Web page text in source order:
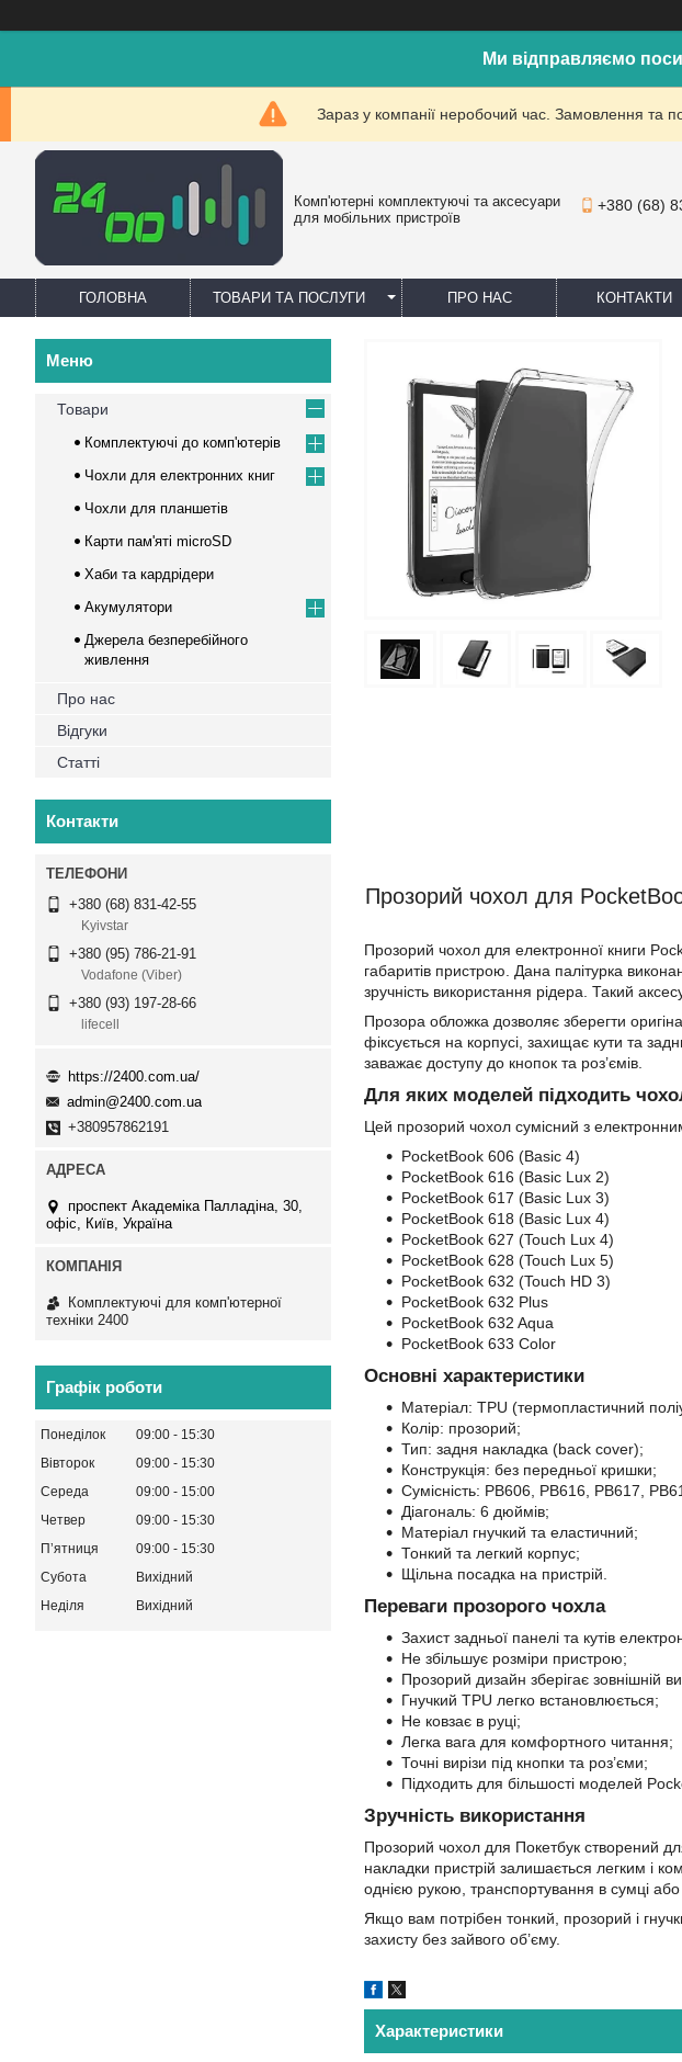
Ми відправляємо
Зараз у компанії неробочий час. Замовлення та
Комп'ютерні комплектуючі та аксесуари
для мобільних пристроїв
+380 (68)
ГОЛОВНА ТОВАРИ ТА ПОСЛУГИ ПРО НАС КОНТАКТИ
Прозорий чохол для
Прозорий чохол для електронної книги
габаритів пристрою. Дана палітурка
зручність використання рідера. Такий
Прозора обложка дозволяє зберегти
фіксується на корпусі, захищає кути та
заважає доступу до кнопок та роз’ємів.
Для яких моделей підходить
Цей прозорий чохол сумісний з
PocketBook 606 (Basic 4)
PocketBook 616 (Basic Lux 2)
PocketBook 617 (Basic Lux 3)
PocketBook 618 (Basic Lux 4)
PocketBook 627 (Touch Lux 4)
PocketBook 628 (Touch Lux 5)
PocketBook 632 (Touch HD 3)
PocketBook 632 Plus
PocketBook 632 Aqua
PocketBook 633 Color
Основні характеристики
Матеріал: TPU (термопластичний
Колір: прозорий;
Тип: задня накладка (back cover);
Конструкція: без передньої кришки;
Сумісність: PB606, PB616, PB617,
Діагональ: 6 дюймів;
Матеріал гнучкий та еластичний;
Тонкий та легкий корпус;
Щільна посадка на пристрій.
Переваги прозорого чохла
Захист задньої панелі та кутів
Не збільшує розміри пристрою;
Прозорий дизайн зберігає зовнішній
Гнучкий TPU легко встановлюється;
Не ковзає в руці;
Легка вага для комфортного читання;
Точні вирізи під кнопки та роз’єми;
Підходить для більшості моделей
Зручність використання
Прозорий чохол для Покетбук створений
накладки пристрій залишається легким і
однією рукою, транспортування в сумці
Якщо вам потрібен тонкий, прозорий і
захисту без зайвого об’єму.
Характеристики
Товари
Комплектуючі до комп'ютерів
Чохли для електронних книг
Чохли для планшетів
Карти пам'яті microSD
Хаби та кардрідери
Акумулятори
Джерела безперебійного
живлення
Про нас
Відгуки
Статті
Контакти
+380 (68) 831-42-55
Kyivstar
+380 (95) 786-21-91
Vodafone (Viber)
+380 (93) 197-28-66
lifecell
https://2400.com.ua/
admin@2400.com.ua
+380957862191
проспект Академіка Палладіна, 30,
офіс, Київ, Україна
Комплектуючі для комп'ютерної
техніки 2400
Графік роботи
Понеділок 09:00
15:30
Вівторок
09:00
15:30
Середа
09:00
15:00
Четвер
09:00
15:30
Пʼятниця
09:00
15:30
Субота
Вихідний
Неділя
Вихідний